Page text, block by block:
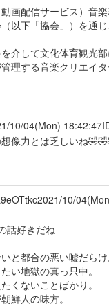
画配信サービス）音
以下「協会」）を通
介して文化体育観光
理する音楽クリエイ
10/04(Mon) 18:42:47
像力とは乏しいね
2021/10/
話好きだね
と都合の悪い嘘だらけ
い地獄の真っ只中。
くないことばかり。
鮮人の味方。